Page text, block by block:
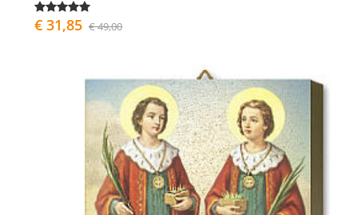
€ 31,85 € 49,00